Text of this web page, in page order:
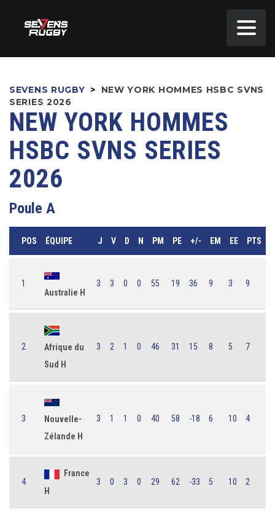
SEVENS RUGBY >
NEW YORK HOMMES HSBC SVNS
SERIES 2026
NEW YORK HOMMES
HSBC SVNS SERIES
2026
Poule A
POS ÉQUIPE J V D N PM PE +/- EM EE PTS
1
Australie H
3 3 0 0 55 19 36 9 3 9
2
Afrique du
Sud H
3 2 1 0 46 31 15 8 5 7
3
Nouvelle-
Zélande H
3 1 1 0 40 58 -18 6 10 4
4
France
H
3 0 3 0 29 62 -33 5 10 2